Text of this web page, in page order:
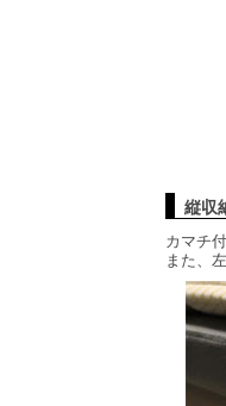
縦収
カマチ
また、